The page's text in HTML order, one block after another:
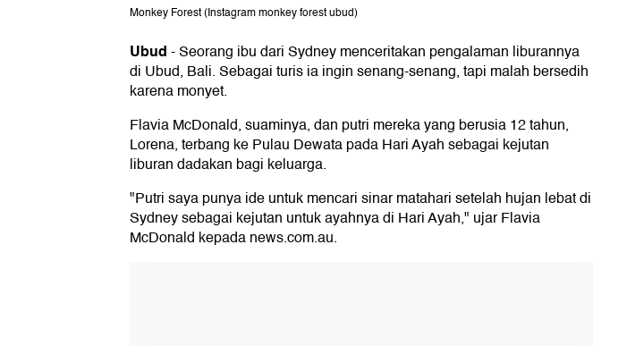
Monkey Forest (Instagram monkey forest ubud)
Ubud-Seorang ibu dari Sydney menceritakan pengalaman liburannya
di Ubud, Bali. Sebagai turis ia ingin senang-senang, tapi malah bersedih
karena monyet.
Flavia McDonald, suaminya, dan putri mereka yang berusia 12 tahun,
Lorena, terbang ke Pulau Dewata pada Hari Ayah sebagai kejutan
liburan dadakan bagi keluarga.
"Putri saya punya ide untuk mencari sinar matahari setelah hujan lebat di
Sydney sebagai kejutan untuk ayahnya di Hari Ayah," ujar Flavia
McDonald kepada news.com.au.